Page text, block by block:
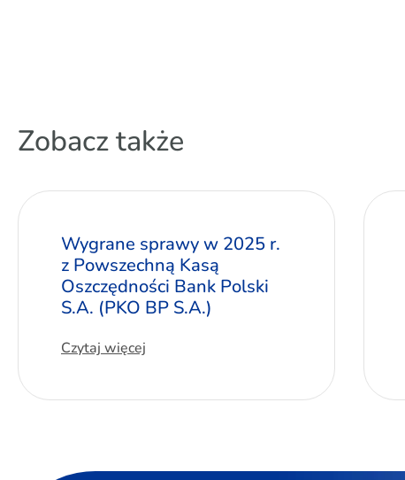
Zobacz także
Wygrane sprawy w 2025 r.
z Powszechną Kasą
Oszczędności Bank Polski
S.A. (PKO BP S.A.)
Czytaj więcej